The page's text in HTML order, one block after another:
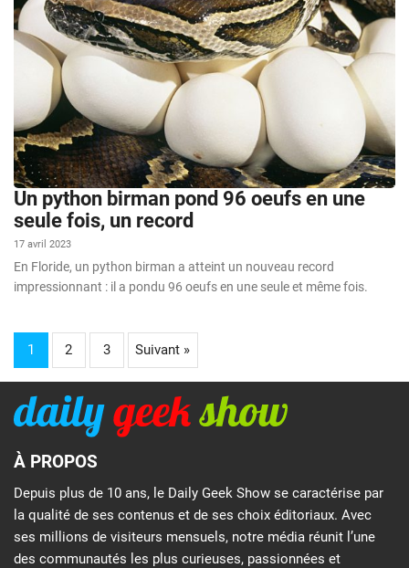
Un python birman pond 96 oeufs en une
seule fois, un record
17 avril 2023
En Floride, un python birman a atteint un nouveau record
impressionnant : il a pondu 96 oeufs en une seule et même fois.
1 2 3 Suivant »
À PROPOS
Depuis plus de 10 ans, le Daily Geek Show se caractérise par
la qualité de ses contenus et de ses choix éditoriaux. Avec
ses millions de visiteurs mensuels, notre média réunit l’une
des communautés les plus curieuses, passionnées et